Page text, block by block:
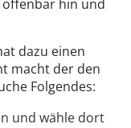
offenbar hin und
dazu einen
macht der den
Folgendes:
und wähle dort